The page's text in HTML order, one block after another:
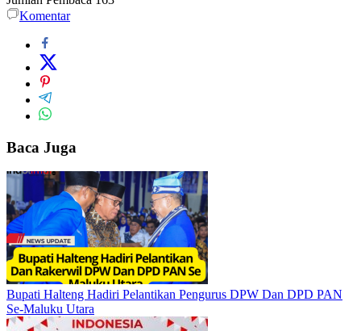
Komentar
Baca Juga
Bupati Halteng Hadiri Pelantikan Pengurus DPW Dan DPD PAN
Se-Maluku Utara